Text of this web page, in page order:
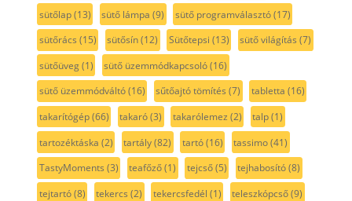
sütőlap(13) sütő lámpa (9) sütő programválasztó(17)
sütőrács (15) sütősín(12) Sütőtepsi (13) sütő világítás (7)
sütőüveg(1) sütő üzemmódkapcsoló(16)
sütő üzemmódváltó(16) sűtőajtó tömítés (7) tabletta (16)
takarítógép(66) takaró(3) takarólemez (2) talp(1)
tartozéktáska (2) tartály(82) tartó(16) tassimo(41)
TastyMoments (3) teafőző(1) tejcső(5) tejhabosító(8)
tejtartó(8) tekercs (2) tekercsfedél (1) teleszkópcső(9)